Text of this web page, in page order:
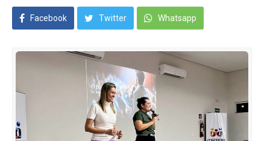
Facebook Twitter Whatsapp